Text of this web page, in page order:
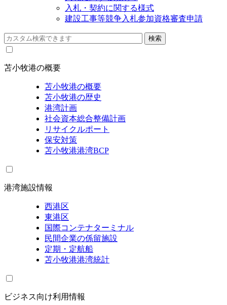
入札・契約に関する様式
建設工事等競争入札参加資格審査申請
苫小牧港の概要
苫小牧港の概要
苫小牧港の歴史
港湾計画
社会資本総合整備計画
リサイクルポート
保安対策
苫小牧港港湾BCP
港湾施設情報
西港区
東港区
国際コンテナターミナル
民間企業の係留施設
定期・定航船
苫小牧港港湾統計
ビジネス向け利用情報